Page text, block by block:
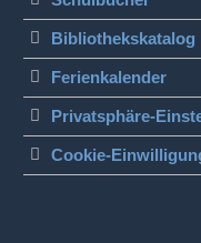
Bibliothekskatalog
Ferienkalender
Privatsphäre-
Cookie-